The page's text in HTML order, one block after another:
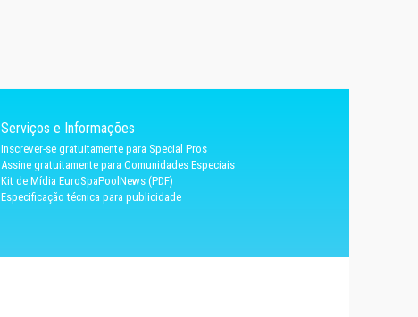
Serviços e Informações
Inscrever-se gratuitamente para Special Pros
Assine gratuitamente para Comunidades Especiais
Kit de Mídia EuroSpaPoolNews (PDF)
Especificação técnica para publicidade